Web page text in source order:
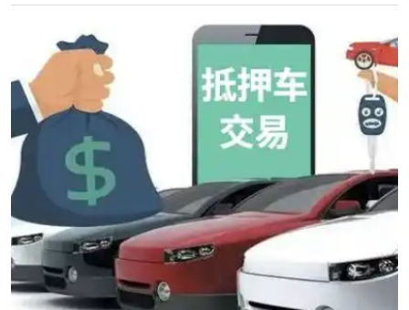
本文将为你详细解读，助你轻松获得贷款。人总是有一时之
急，当有车一族急于用钱，就会想到赤峰车辆 ...